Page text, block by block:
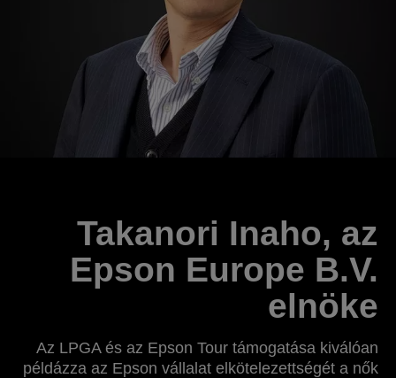
Takanori Inaho, az
Epson Europe B.V.
elnöke
Az LPGA és az Epson Tour támogatása kiválóan
példázza az Epson vállalat elkötelezettségét a nők